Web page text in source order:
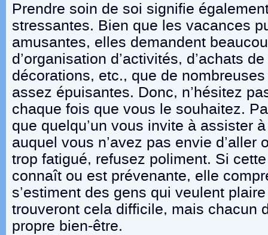
Prendre soin de soi signifie
stressantes. Bien que les vacances
amusantes, elles demandent
d’organisation d’activités, d’achats
décorations, etc., que de
assez épuisantes. Donc, n’hésitez
chaque fois que vous le souhaitez.
que quelqu’un vous invite à assister
auquel vous n’avez pas envie d’aller
trop fatigué, refusez poliment. Si
connaît ou est prévenante, elle
s’estiment des gens qui veulent
trouveront cela difficile, mais chacun
propre bien-être.